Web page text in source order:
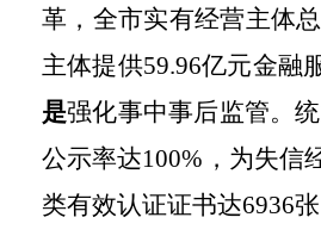
革，全市实有经营主体
主体提供59.96亿元金融
是强化事中事后监管。
公示率达100%，为失信
类有效认证证书达6936